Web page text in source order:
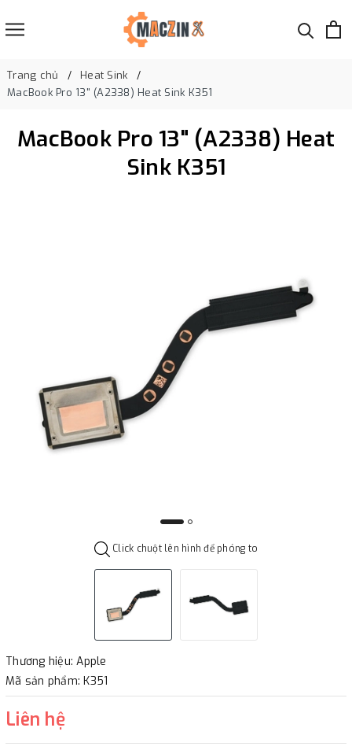
Trang chủ
Heat Sink
MacBook Pro 13" (A2338) Heat Sink K351
MacBook Pro 13" (A2338) Heat
Sink K351
Click chuột lên hình để phóng to
Thương hiệu: Apple
Mã sản phẩm: K351
Liên hệ